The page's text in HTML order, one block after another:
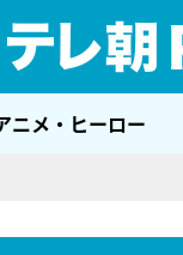
ニメ・ヒーロー